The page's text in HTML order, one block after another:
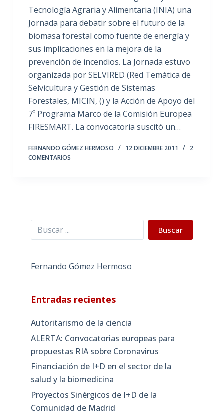
Tecnología Agraria y Alimentaria (INIA) una
Jornada para debatir sobre el futuro de la
biomasa forestal como fuente de energía y
sus implicaciones en la mejora de la
prevención de incendios. La Jornada estuvo
organizada por SELVIRED (Red Temática de
Selvicultura y Gestión de Sistemas
Forestales, MICIN, () y la Acción de Apoyo del
7º Programa Marco de la Comisión Europea
FIRESMART. La convocatoria suscitó un…
FERNANDO GÓMEZ HERMOSO 12 DICIEMBRE 2011
2
COMENTARIOS
Buscar Buscar
Fernando Gómez Hermoso
Entradas recientes
Autoritarismo de la ciencia
ALERTA: Convocatorias europeas para
propuestas RIA sobre Coronavirus
Financiación de I+D en el sector de la
salud y la biomedicina
Proyectos Sinérgicos de I+D de la
Comunidad de Madrid